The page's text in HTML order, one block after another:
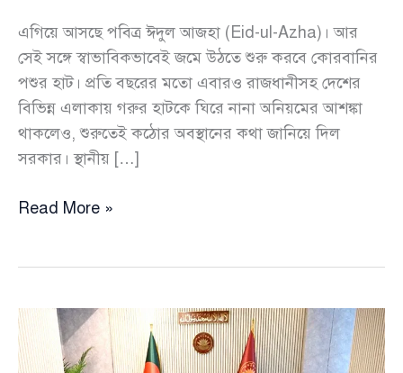
এগিয়ে আসছে পবিত্র ঈদুল আজহা (Eid-ul-Azha)। আর
সেই সঙ্গে স্বাভাবিকভাবেই জমে উঠতে শুরু করবে কোরবানির
পশুর হাট। প্রতি বছরের মতো এবারও রাজধানীসহ দেশের
বিভিন্ন এলাকায় গরুর হাটকে ঘিরে নানা অনিয়মের আশঙ্কা
থাকলেও, শুরুতেই কঠোর অবস্থানের কথা জানিয়ে দিল
সরকার। স্থানীয় […]
কোরবানির
সহ্য
করা
হবে
Read More »